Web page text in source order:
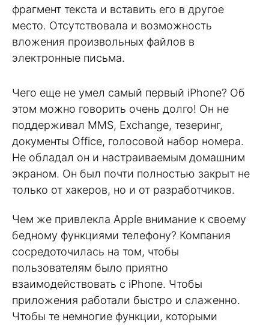
фрагмент текста и вставить его в другое
место. Отсутствовала и возможность
вложения произвольных файлов в
электронные письма.
Чего еще не умел самый первый iPhone? Об
этом можно говорить очень долго! Он не
поддерживал MMS, Exchange, тезеринг,
документы Office, голосовой набор номера.
Не обладал он и настраиваемым домашним
экраном. Он был почти полностью закрыт не
только от хакеров, но и от разработчиков.
Чем же привлекла Apple внимание к своему
бедному функциями телефону? Компания
сосредоточилась на том, чтобы
пользователям было приятно
взаимодействовать с iPhone. Чтобы
приложения работали быстро и слаженно.
Чтобы те немногие функции, которыми